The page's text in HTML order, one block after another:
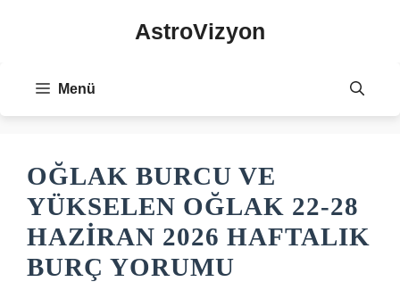
AstroVizyon
Menü
OĞLAK BURCU VE
YÜKSELEN OĞLAK 22-28
HAZIRAN 2026 HAFTALIK
BURÇ YORUMU